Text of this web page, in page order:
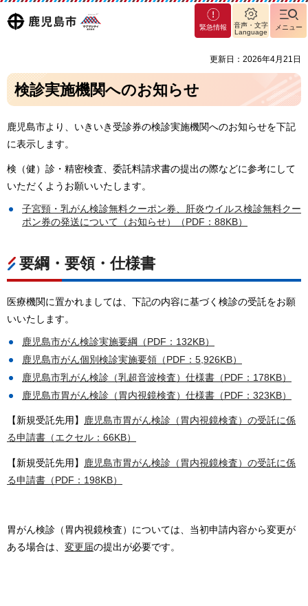
鹿児島
マグ
マシ
緊急情報
音声・文字
Language
メニュー
更新日：2026年4月21日
検診実施機関へのお知らせ
鹿児島市より、いきいき受診券の検診実施機関へのお知らせを下記
に表示します。
検（健）診・精密検査、委託料請求書の提出の際などに参考にして
いただくようお願いいたします。
子宮頸・乳がん検診無料クーポン券、肝炎ウイルス検診無料クー
ポン券の発送について（お知らせ）（PDF：88KB）
要綱・要領・仕様書
医療機関に置かれましては、下記の内容に基づく検診の受託をお願
いいたします。
鹿児島市がん検診実施要綱（PDF：132KB）
鹿児島市がん個別検診実施要領（PDF：5,926KB）
鹿児島市乳がん検診（乳超音波検査）仕様書（PDF：178KB）
鹿児島市胃がん検診（胃内視鏡検査）仕様書（PDF：323KB）
【新規受託先用】 鹿児島市胃がん検診（胃内視鏡検査）の受託に係
る申請書（エクセル：66KB）
【新規受託先用】
鹿児島市胃がん検診（胃内視鏡検査）の受託に係
る申請書（PDF：198KB）
胃がん検診（胃内視鏡検査）については、当初申請内容から変更が
ある場合は、 変更届の提出が必要です。